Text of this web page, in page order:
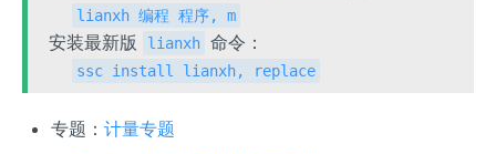
lianxh 编程 程序, m
安装最新版 lianxh 命令：
ssc install lianxh, replace
专题： 计量专题